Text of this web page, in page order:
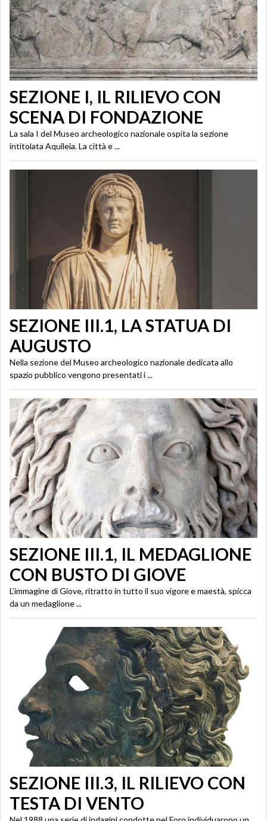
SEZIONE I, IL RILIEVO CON
SCENA DI FONDAZIONE
La sala I del Museo archeologico nazionale ospita la sezione
intitolata Aquileia. La città e ...
SEZIONE III.1, LA STATUA DI
AUGUSTO
Nella sezione del Museo archeologico nazionale dedicata allo
spazio pubblico vengono presentati i ...
SEZIONE III.1, IL MEDAGLIONE
CON BUSTO DI GIOVE
L’immagine di Giove, ritratto in tutto il suo vigore e maestà, spicca
da un medaglione ...
SEZIONE III.3, IL RILIEVO CON
TESTA DI VENTO